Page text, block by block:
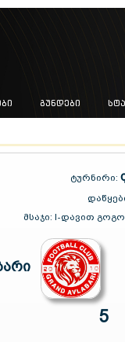
ᲒᲣᲜᲓᲔᲑᲘ
ტურნირი:
მსაჯი: I-დავით
5